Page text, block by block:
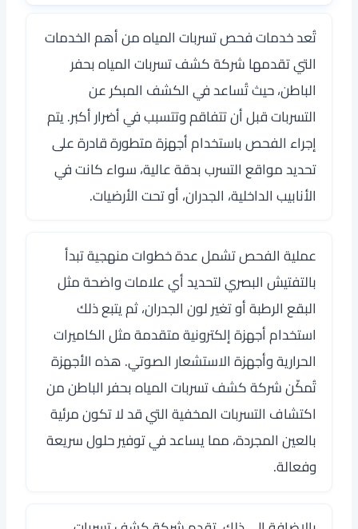
تُعد خدمات فحص تسربات المياه من أهم الخدمات
التي تقدمها شركة كشف تسربات المياه بحفر
الباطن، حيث تُساعد في الكشف المبكر عن
التسربات قبل أن تتفاقم وتتسبب في أضرار أكبر. يتم
إجراء الفحص باستخدام أجهزة متطورة قادرة على
تحديد مواقع التسرب بدقة عالية، سواء كانت في
الأنابيب الداخلية، الجدران، أو تحت الأرضيات.
عملية الفحص تشمل عدة خطوات منهجية تبدأ
بالتفتيش البصري لتحديد أي علامات واضحة مثل
البقع الرطبة أو تغير لون الجدران، ثم يتبع ذلك
استخدام أجهزة إلكترونية متقدمة مثل الكاميرات
الحرارية وأجهزة الاستشعار الصوتي. هذه الأجهزة
تُمكّن شركة كشف تسربات المياه بحفر الباطن من
اكتشاف التسربات المخفية التي قد لا تكون مرئية
بالعين المجردة، مما يساعد في توفير حلول سريعة
وفعالة.